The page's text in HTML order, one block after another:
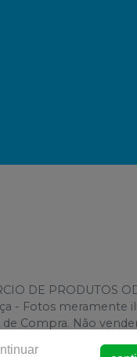
DE PRODUTOS
- Fotos
Compra. Não